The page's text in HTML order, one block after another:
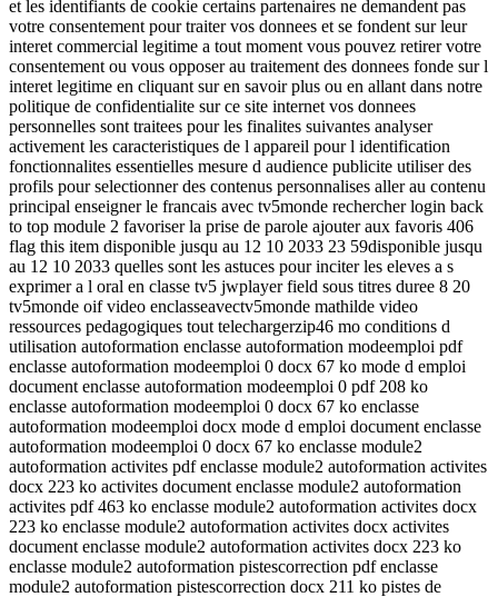
et les identifiants de cookie certains partenaires ne demandent pas
votre consentement pour traiter vos donnees et se fondent sur leur
interet commercial legitime a tout moment vous pouvez retirer votre
consentement ou vous opposer au traitement des donnees fonde sur l
interet legitime en cliquant sur en savoir plus ou en allant dans notre
politique de confidentialite sur ce site internet vos donnees
personnelles sont traitees pour les finalites suivantes analyser
activement les caracteristiques de l appareil pour l identification
fonctionnalites essentielles mesure d audience publicite utiliser des
profils pour selectionner des contenus personnalises aller au contenu
principal enseigner le francais avec tv5monde rechercher login back
to top module 2 favoriser la prise de parole ajouter aux favoris 406
flag this item disponible jusqu au 12 10 2033 23 59disponible jusqu
au 12 10 2033 quelles sont les astuces pour inciter les eleves a s
exprimer a l oral en classe tv5 jwplayer field sous titres duree 8 20
tv5monde oif video enclasseavectv5monde mathilde video
ressources pedagogiques tout telechargerzip46 mo conditions d
utilisation autoformation enclasse autoformation modeemploi pdf
enclasse autoformation modeemploi 0 docx 67 ko mode d emploi
document enclasse autoformation modeemploi 0 pdf 208 ko
enclasse autoformation modeemploi 0 docx 67 ko enclasse
autoformation modeemploi docx mode d emploi document enclasse
autoformation modeemploi 0 docx 67 ko enclasse module2
autoformation activites pdf enclasse module2 autoformation activites
docx 223 ko activites document enclasse module2 autoformation
activites pdf 463 ko enclasse module2 autoformation activites docx
223 ko enclasse module2 autoformation activites docx activites
document enclasse module2 autoformation activites docx 223 ko
enclasse module2 autoformation pistescorrection pdf enclasse
module2 autoformation pistescorrection docx 211 ko pistes de